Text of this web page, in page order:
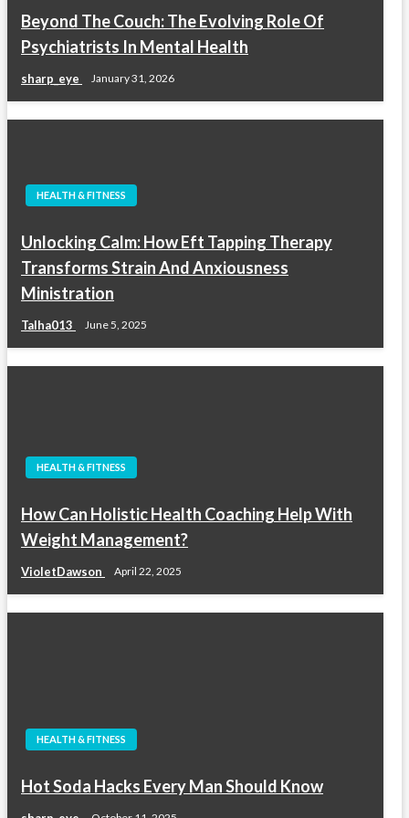
Beyond The Couch: The Evolving Role Of
Psychiatrists In Mental Health
sharp_eye January 31, 2026
HEALTH & FITNESS
Unlocking Calm: How Eft Tapping Therapy
Transforms Strain And Anxiousness
Ministration
Talha013 June 5, 2025
HEALTH & FITNESS
How Can Holistic Health Coaching Help With
Weight Management?
VioletDawson April 22, 2025
HEALTH & FITNESS
Hot Soda Hacks Every Man Should Know